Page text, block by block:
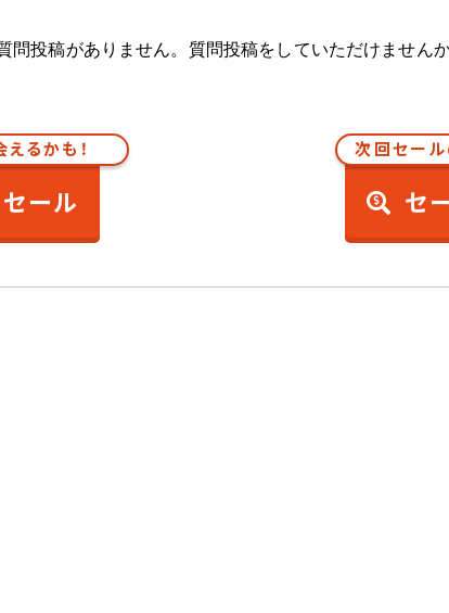
問投稿がありません。質問投稿をしていただけません
るかも！
ール
次回セール
セ